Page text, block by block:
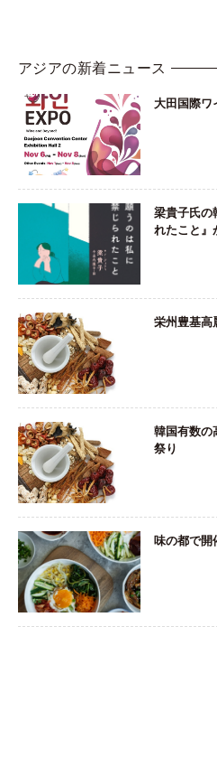
アジアの新着ニュース
大田国際ワ
梁貴子氏の
れたこと』
栄州豊基高
韓国有数の
祭り
味の都で開